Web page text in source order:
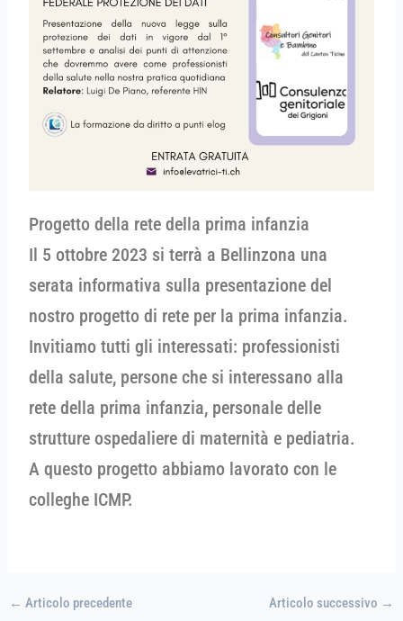
Progetto della rete della prima infanzia
Il 5 ottobre 2023 si terrà a Bellinzona una
serata informativa sulla presentazione del
nostro progetto di rete per la prima infanzia.
Invitiamo tutti gli interessati: professionisti
della salute, persone che si interessano alla
rete della prima infanzia, personale delle
strutture ospedaliere di maternità e pediatria.
A questo progetto abbiamo lavorato con le
colleghe ICMP.
← Articolo precedente Articolo successivo →